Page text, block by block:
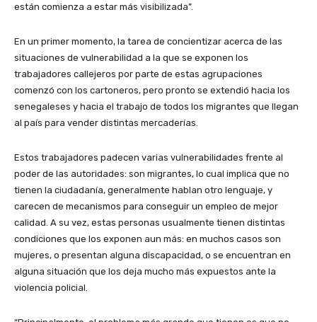
están comienza a estar más visibilizada”.
En un primer momento, la tarea de concientizar acerca de las
situaciones de vulnerabilidad a la que se exponen los
trabajadores callejeros por parte de estas agrupaciones
comenzó con los cartoneros, pero pronto se extendió hacia los
senegaleses y hacia el trabajo de todos los migrantes que llegan
al país para vender distintas mercaderías.
Estos trabajadores padecen varias vulnerabilidades frente al
poder de las autoridades: son migrantes, lo cual implica que no
tienen la ciudadanía, generalmente hablan otro lenguaje, y
carecen de mecanismos para conseguir un empleo de mejor
calidad. A su vez, estas personas usualmente tienen distintas
condiciones que los exponen aun más: en muchos casos son
mujeres, o presentan alguna discapacidad, o se encuentran en
alguna situación que los deja mucho más expuestos ante la
violencia policial.